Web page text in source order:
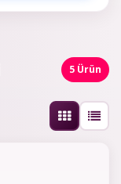
5 Ürün